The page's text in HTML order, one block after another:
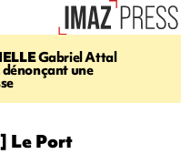
Gabriel Attal
une
Le Port